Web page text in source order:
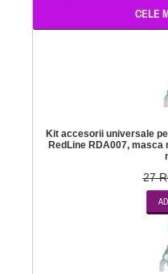
CELE
Kit accesorii universale
RedLine RDA007, masca
27